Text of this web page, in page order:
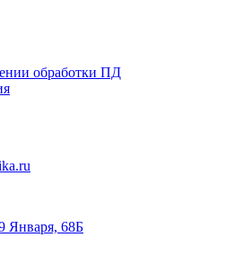
обработки ПД
Января, 68Б